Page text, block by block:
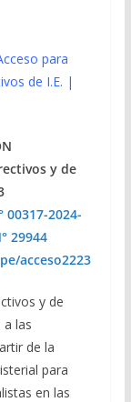
para
de I.E. |
y de
00317-2024-
29944
acceso2223
y de
a las
de la
para
en las